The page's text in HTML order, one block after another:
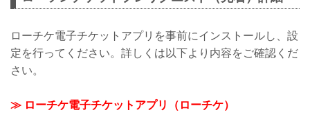
ローチケ電子チケットアプリを事前にインストールし、設
定を行ってください。詳しくは以下より内容をご確認くだ
さい。
≫ ローチケ電子チケットアプリ（ローチケ）